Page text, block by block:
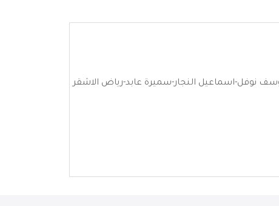
نوفل-اسماعيل النجار-سميرة عابد-رياض الاشقر